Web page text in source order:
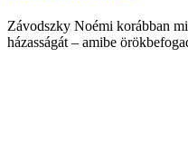
Závodszky Noémi korábban
házasságát – amibe